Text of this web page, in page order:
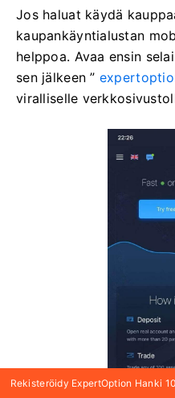
Jos haluat käydä
kaupankäyntialustan
helppoa. Avaa ensin
sen jälkeen ”
viralliselle
Rekisteröidy ExpertOption Hanki